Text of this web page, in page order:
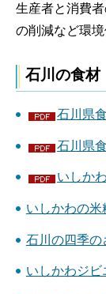
生産者と消費
の削減など環境
石川の食材
石川県
石川県
いしか
いしかわの米
石川の四季の
いしかわジビ